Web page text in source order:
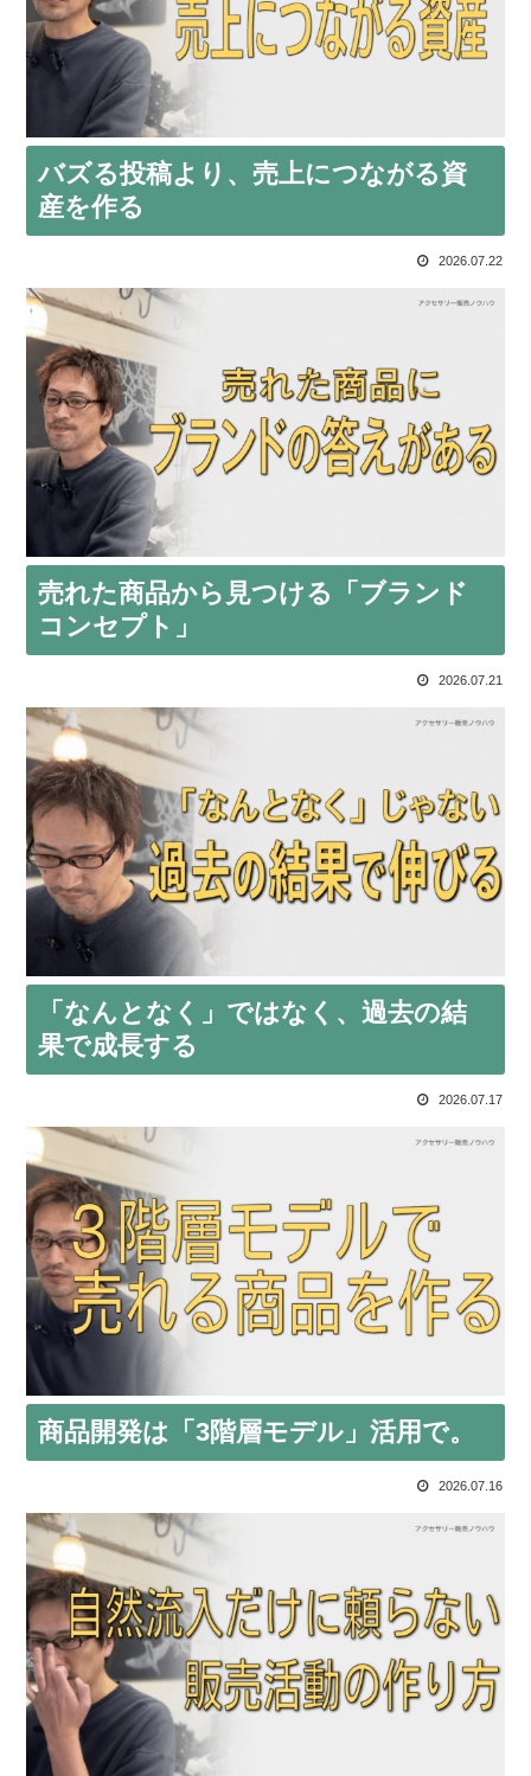
バズる投稿より、売上につながる資
産を作る
2026.07.22
売れた商品から見つける「ブランド
コンセプト」
2026.07.21
「なんとなく」ではなく、過去の結
果で成長する
2026.07.17
商品開発は「3階層モデル」活用で。
2026.07.16